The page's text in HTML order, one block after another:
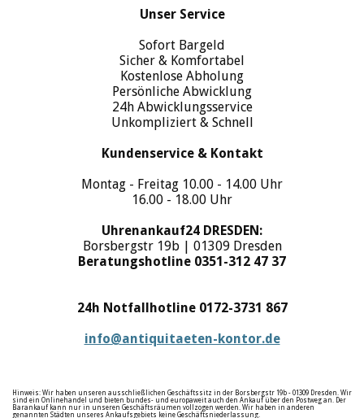
Unser Service
Sofort Bargeld
Sicher & Komfortabel
Kostenlose Abholung
Persönliche Abwicklung
24h Abwicklungsservice
Unkompliziert & Schnell
Kundenservice & Kontakt
Montag - Freitag 10.00 - 14.00 Uhr
16.00 - 18.00 Uhr
Uhrenankauf24 DRESDEN:
Borsbergstr 19b | 01309 Dresden
Beratungshotline 0351-312 47 37
24h Notfallhotline 0172-3731 867
info@antiquitaeten-kontor.de
Hinweis: Wir haben unseren ausschließlichen Geschäftssitz in der Borsbergstr 19b - 01309 Dresden. Wir
sind ein Onlinehandel und bieten bundes- und europaweit auch den Ankauf über den Postweg an. Der
Barankauf kann nur in unseren Geschäftsräumen vollzogen werden. Wir haben in anderen
genannten Städten unseres Ankaufsgebiets keine Geschäftsniederlassung.